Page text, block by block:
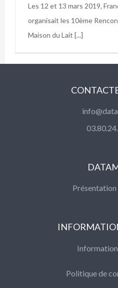
Les 12 et 13 mars 2019,
organisait les 10ème
Maison du Lait [...]
Présentation
Politique de